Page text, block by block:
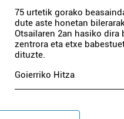
75 urtetik gorako
dute aste honetan
Otsailaren 2an hasiko dira
zentrora eta etxe
dituzte.
Goierriko Hitza